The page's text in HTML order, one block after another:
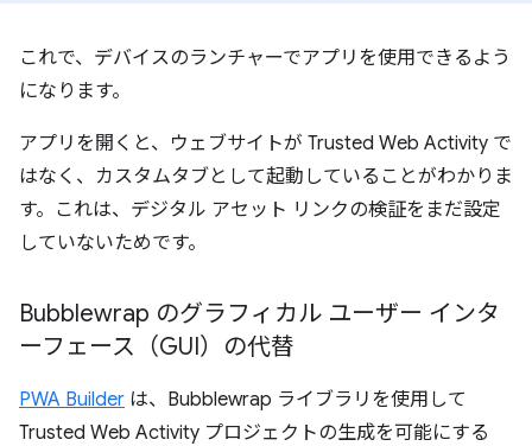
これで、デバイスのランチャーでアプリを使用できるよう
になります。
アプリを開くと、ウェブサイトが Trusted Web Activity で
はなく、カスタムタブとして起動していることがわかりま
す。これは、デジタル アセット リンクの検証をまだ設定
していないためです。
Bubblewrap のグラフィカル ユーザー インタ
ーフェース（GUI）の代替
PWA Builder は、Bubblewrap ライブラリを使用して
Trusted Web Activity プロジェクトの生成を可能にする